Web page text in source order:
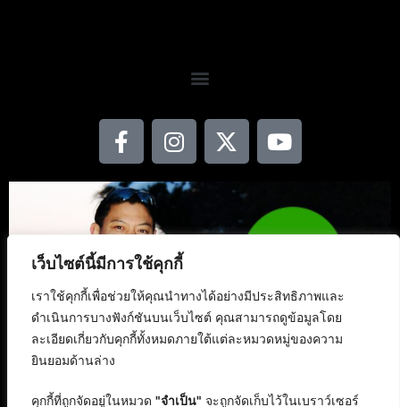
เว็บไซต์นี้มีการใช้คุกกี้
เราใช้คุกกี้เพื่อช่วยให้คุณนำทางได้อย่างมีประสิทธิภาพและ
ดำเนินการบางฟังก์ชันบนเว็บไซต์ คุณสามารถดูข้อมูลโดย
ละเอียดเกี่ยวกับคุกกี้ทั้งหมดภายใต้แต่ละหมวดหมู่ของความ
ยินยอมด้านล่าง
คุกกี้ที่ถูกจัดอยู่ในหมวด "จำเป็น" จะถูกจัดเก็บไว้ในเบราว์เซอร์